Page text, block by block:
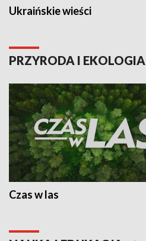
Ukraińskie wieści
PRZYRODA I EKOLOGIA
Czas w las